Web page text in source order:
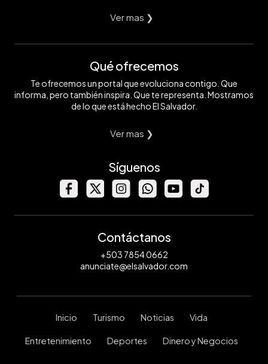
Ver mas ❯
Qué ofrecemos
Te ofrecemos un portal que evoluciona contigo. Que
informa, pero también inspira. Que te representa. Mostramos
de lo que está hecho El Salvador.
Ver mas ❯
Síguenos
Contáctanos
+503 7854 0662
anunciate@elsalvador.com
Inicio Turismo Noticias Vida
Entretenimiento Deportes Dinero y Negocios